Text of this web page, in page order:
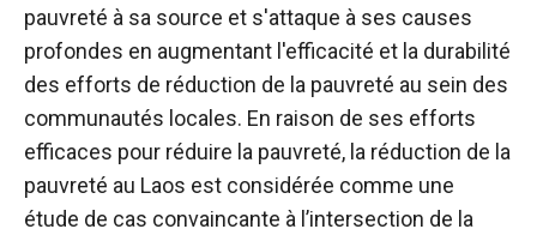
pauvreté à sa source et s'attaque à ses causes
profondes en augmentant l'efficacité et la durabilité
des efforts de réduction de la pauvreté au sein des
communautés locales. En raison de ses efforts
efficaces pour réduire la pauvreté, la réduction de la
pauvreté au Laos est considérée comme une
étude de cas convaincante à l’intersection de la